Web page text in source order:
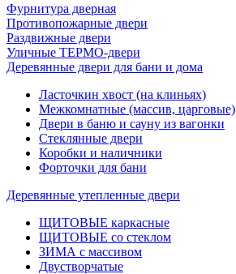
Фурнитура дверная
Противопожарные двери
Раздвижные двери
Уличные ТЕРМО-двери
Деревянные двери для бани и дома
Ласточкин хвост (на клиньях)
Межкомнатные (массив, царговые)
Двери в баню и сауну из вагонки
Стеклянные двери
Коробки и наличники
Форточки для бани
Деревянные утепленные двери
ЩИТОВЫЕ каркасные
ЩИТОВЫЕ со стеклом
ЗИМА с массивом
Двустворчатые